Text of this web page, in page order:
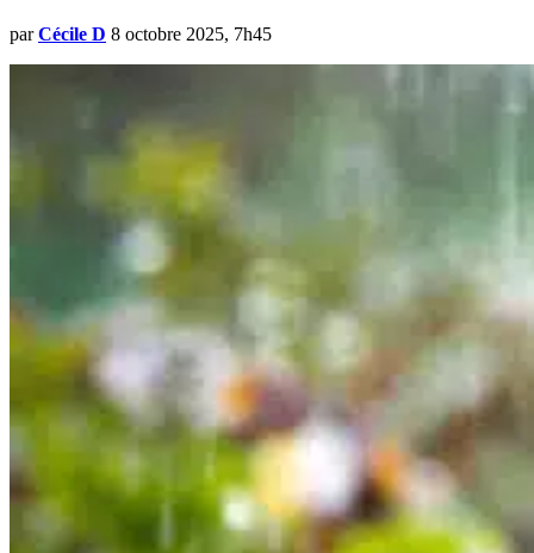
par Cécile D 8 octobre 2025, 7h45